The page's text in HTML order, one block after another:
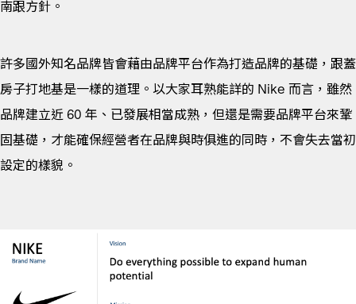
南跟方針。
許多國外知名品牌皆會藉由品牌平台作為打造品牌的基礎，跟蓋
房子打地基是一樣的道理。以大家耳熟能詳的 Nike 而言，雖然
品牌建立近 60 年、已發展相當成熟，但還是需要品牌平台來鞏
固基礎，才能確保經營者在品牌與時俱進的同時，不會失去當初
設定的樣貌。